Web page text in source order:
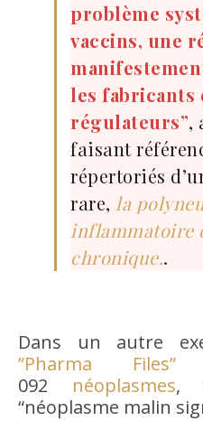
problème
vaccins, une
les fabricants
régulateurs”,
faisant
répertoriés
rare, la
inflammatoire
chronique..
Dans un autre
”Pharma Files”
092 néoplasmes,
“néoplasme malin